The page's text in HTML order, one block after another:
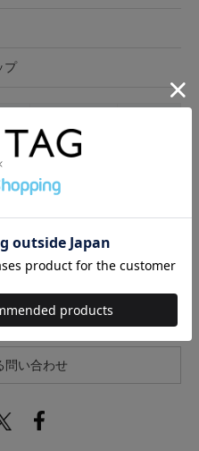
プ
6cm
サイズの測り方について
問い合わせ